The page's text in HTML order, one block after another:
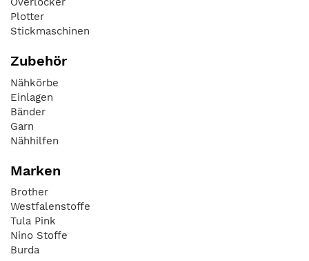
Plotter
Stickmaschinen
Zubehör
Nähkörbe
Einlagen
Bänder
Garn
Nähhilfen
Marken
Brother
Westfalenstoffe
Tula Pink
Nino Stoffe
Burda